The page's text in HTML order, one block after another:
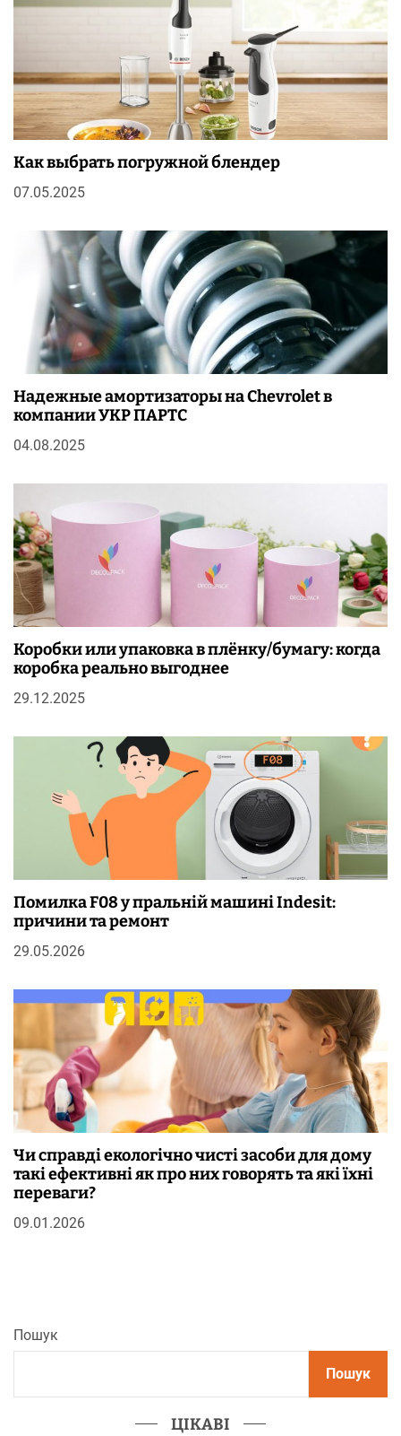
Как выбрать погружной блендер
07.05.2025
Надежные амортизаторы на Chevrolet в
компании УКР ПАРТС
04.08.2025
Коробки или упаковка в плёнку/бумагу: когда
коробка реально выгоднее
29.12.2025
Помилка F08 у пральній машині Indesit:
причини та ремонт
29.05.2026
Чи справді екологічно чисті засоби для дому
такі ефективні як про них говорять та які їхні
переваги?
09.01.2026
Пошук
Пошук
ЦІКАВІ